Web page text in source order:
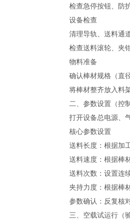
检查急停按钮、防
设备检查
清理导轨、送料通
检查送料滚轮、夹
物料准备
确认棒材规格（直
将棒材整齐放入料
二、参数设置（控
打开设备总电源、
核心参数设置
送料长度：根据加
送料速度：根据棒
送料次数：设置连
夹持力度：根据棒
参数确认：反复核
三、空载试运行（